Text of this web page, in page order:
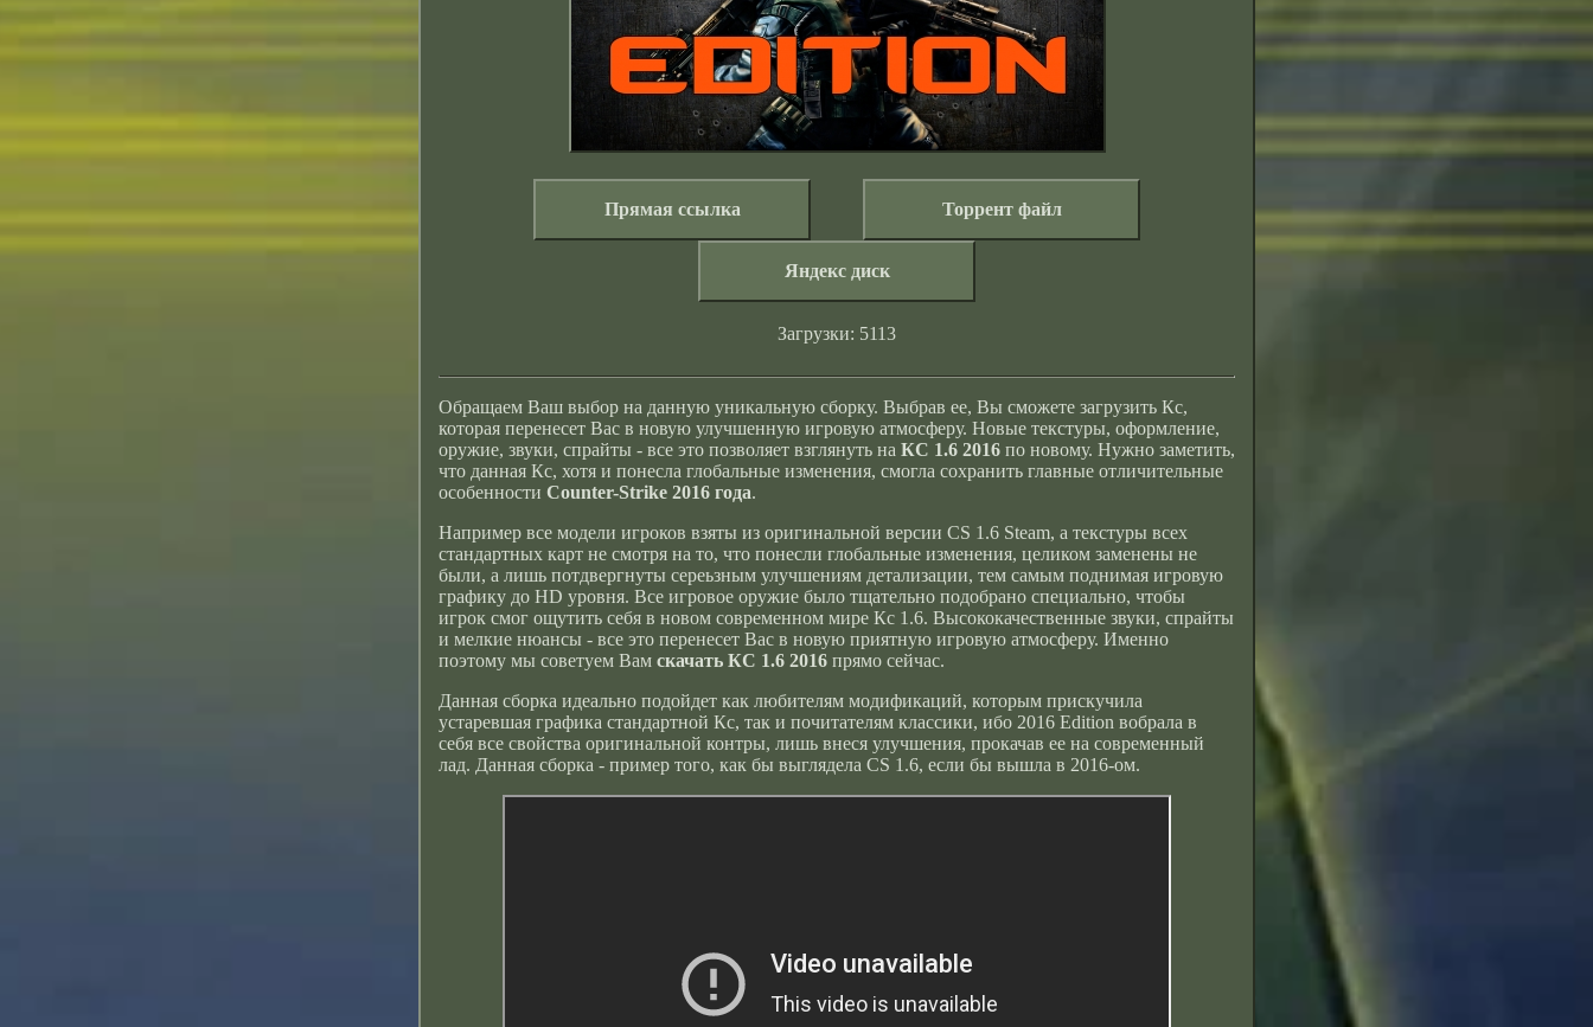
Прямая ссылка Торрент файл
Яндекс диск
Загрузки: 5113
Обращаем Ваш выбор на данную уникальную сборку. Выбрав ее, Вы сможете загрузить Кс,
которая перенесет Вас в новую улучшенную игровую атмосферу. Новые текстуры, оформление,
оружие, звуки, спрайты - все это позволяет взглянуть на КС 1.6 2016 по новому. Нужно заметить,
что данная Кс, хотя и понесла глобальные изменения, смогла сохранить главные отличительные
особенности Counter-Strike 2016 года.
Например все модели игроков взяты из оригинальной версии CS 1.6 Steam, а текстуры всех
стандартных карт не смотря на то, что понесли глобальные изменения, целиком заменены не
были, а лишь потдвергнуты сереьзным улучшениям детализации, тем самым поднимая игровую
графику до HD уровня. Все игровое оружие было тщательно подобрано специально, чтобы
игрок смог ощутить себя в новом современном мире Кс 1.6. Высококачественные звуки, спрайты
и мелкие нюансы - все это перенесет Вас в новую приятную игровую атмосферу. Именно
поэтому мы советуем Вам скачать КС 1.6 2016 прямо сейчас.
Данная сборка идеально подойдет как любителям модификаций, которым прискучила
устаревшая графика стандартной Кс, так и почитателям классики, ибо 2016 Edition вобрала в
себя все свойства оригинальной контры, лишь внеся улучшения, прокачав ее на современный
лад. Данная сборка - пример того, как бы выглядела CS 1.6, если бы вышла в 2016-ом.